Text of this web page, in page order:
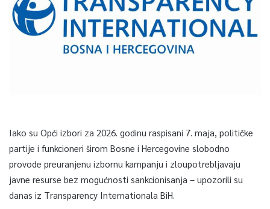
Iako su Opći izbori za 2026. godinu raspisani 7. maja, političke
partije i funkcioneri širom Bosne i Hercegovine slobodno
provode preuranjenu izbornu kampanju i zloupotrebljavaju
javne resurse bez mogućnosti sankcionisanja – upozorili su
danas iz Transparency Internationala BiH.